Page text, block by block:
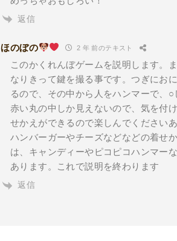
返信
ほのぼの 2 年 前のテキスト
このかくれんぼゲームを説明します。
なりきって鍵を撮る事です。つぎにお
るので、その中から人をハンマーで、
赤い丸の中しか見えないので、気を付
せかえができるので楽しんでください
ハンバーガーやチーズなどなどの着せ
は、キャンディーやピコピコハンマー
あります。これで説明を終わります
返信